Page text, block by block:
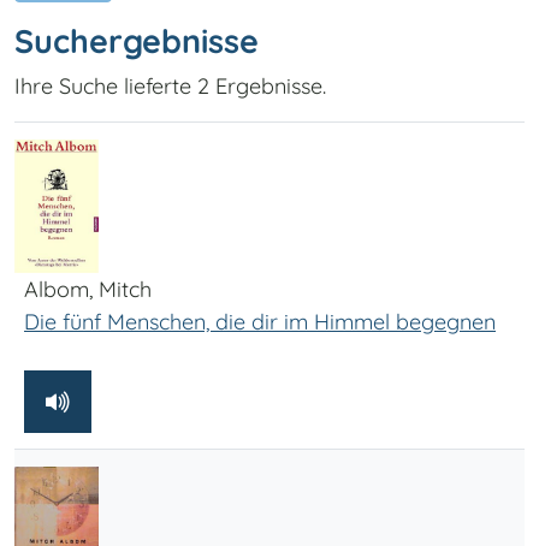
Suchergebnisse
Ihre Suche lieferte 2 Ergebnisse.
Albom, Mitch
Die fünf Menschen, die dir im Himmel begegnen